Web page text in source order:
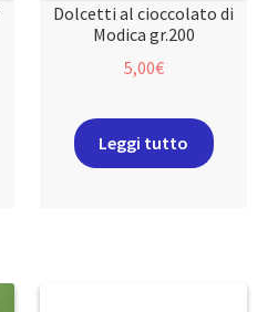
Dolcetti al cioccolato di
Modica gr.200
5,00€
Leggi tutto